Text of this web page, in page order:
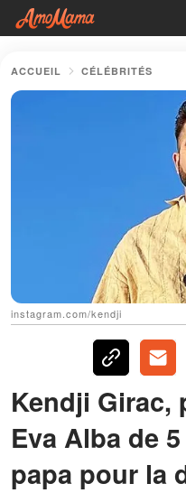
ACCUEIL CÉLÉBRITÉS
instagram.com/kendji
Kendji Girac,
Eva Alba de
papa pour la